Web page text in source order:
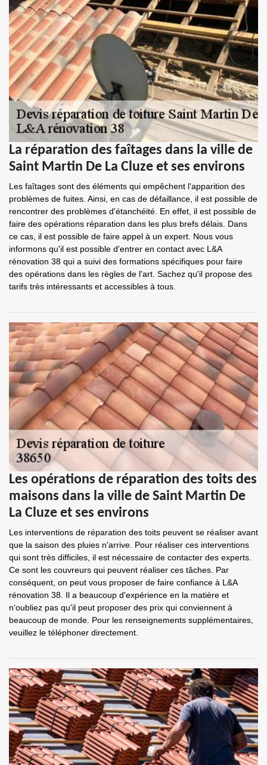
La réparation des faîtages dans la ville de
Saint Martin De La Cluze et ses environs
Les faîtages sont des éléments qui empêchent l'apparition des
problèmes de fuites. Ainsi, en cas de défaillance, il est possible de
rencontrer des problèmes d'étanchéité. En effet, il est possible de
faire des opérations réparation dans les plus brefs délais. Dans
ce cas, il est possible de faire appel à un expert. Nous vous
informons qu'il est possible d'entrer en contact avec L&A
rénovation 38 qui a suivi des formations spécifiques pour faire
des opérations dans les règles de l'art. Sachez qu'il propose des
tarifs très intéressants et accessibles à tous.
Les opérations de réparation des toits des
maisons dans la ville de Saint Martin De
La Cluze et ses environs
Les interventions de réparation des toits peuvent se réaliser avant
que la saison des pluies n'arrive. Pour réaliser ces interventions
qui sont très difficiles, il est nécessaire de contacter des experts.
Ce sont les couvreurs qui peuvent réaliser ces tâches. Par
conséquent, on peut vous proposer de faire confiance à L&A
rénovation 38. Il a beaucoup d'expérience en la matière et
n'oubliez pas qu'il peut proposer des prix qui conviennent à
beaucoup de monde. Pour les renseignements supplémentaires,
veuillez le téléphoner directement.